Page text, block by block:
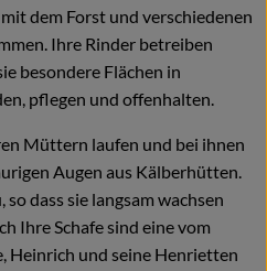
dem Forst und verschiedenen
Ihre Rinder betreiben
besondere Flächen in
pflegen und offenhalten.
Müttern laufen und bei ihnen
Augen aus Kälberhütten.
dass sie langsam wachsen
Ihre Schafe sind eine vom
Heinrich und seine Henrietten